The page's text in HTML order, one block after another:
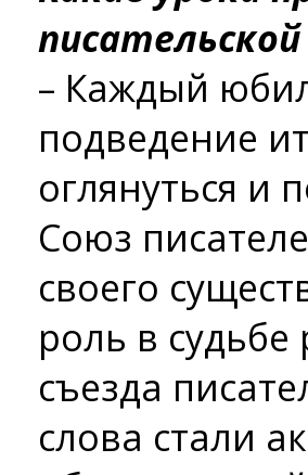
– Каждый
подведение
оглянуться и
Союз
своего
роль в
съезда
слова стали